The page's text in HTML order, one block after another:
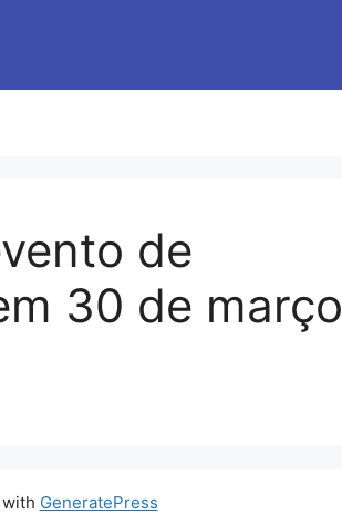
de
30 de março
GeneratePress